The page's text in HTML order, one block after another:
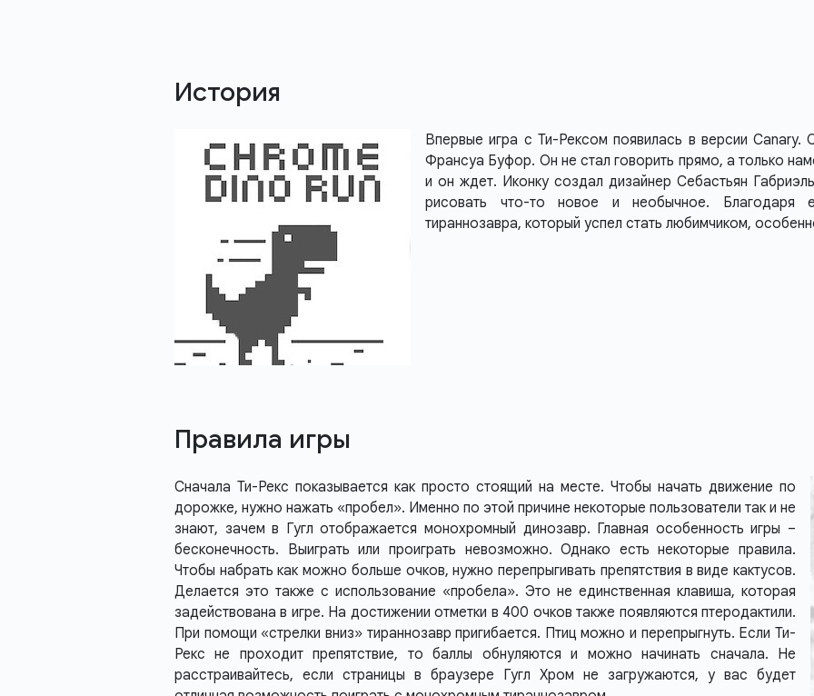
История
Впервые игра с Ти-Рексом появилась в версии
Франсуа Буфор. Он не стал говорить прямо, а только
и он ждет. Иконку создал дизайнер Себастьян
рисовать что-то новое и необычное. Благодаря
тираннозавра, который успел стать любимчиком,
Правила игры
Сначала Ти-Рекс показывается как просто стоящий на месте. Чтобы начать движение по
дорожке, нужно нажать «пробел». Именно по этой причине некоторые пользователи так и не
знают, зачем в Гугл отображается монохромный динозавр. Главная особенность игры –
бесконечность. Выиграть или проиграть невозможно. Однако есть некоторые правила.
Чтобы набрать как можно больше очков, нужно перепрыгивать препятствия в виде кактусов.
Делается это также с использование «пробела». Это не единственная клавиша, которая
задействована в игре. На достижении отметки в 400 очков также появляются птеродактили.
При помощи «стрелки вниз» тираннозавр пригибается. Птиц можно и перепрыгнуть. Если Ти-
Рекс не проходит препятствие, то баллы обнуляются и можно начинать сначала. Не
расстраивайтесь, если страницы в браузере Гугл Хром не загружаются, у вас будет